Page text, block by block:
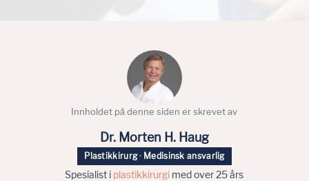
Innholdet på denne siden er skrevet av
Dr. Morten H. Haug
Plastikkirurg · Medisinsk ansvarlig
Spesialist i plastikkirurgi med over 25 års